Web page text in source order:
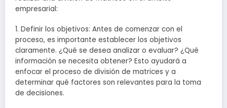
empresarial:
1. Definir los objetivos: Antes de comenzar con el
proceso, es importante establecer los objetivos
claramente. ¿Qué se desea analizar o evaluar? ¿Qué
información se necesita obtener? Esto ayudará a
enfocar el proceso de división de matrices y a
determinar qué factores son relevantes para la toma
de decisiones.